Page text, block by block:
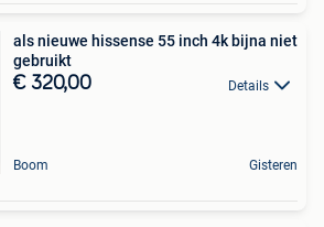
als nieuwe hissense 55 inch 4k bijna niet
gebruikt
€ 320,00 Details
Boom Gisteren